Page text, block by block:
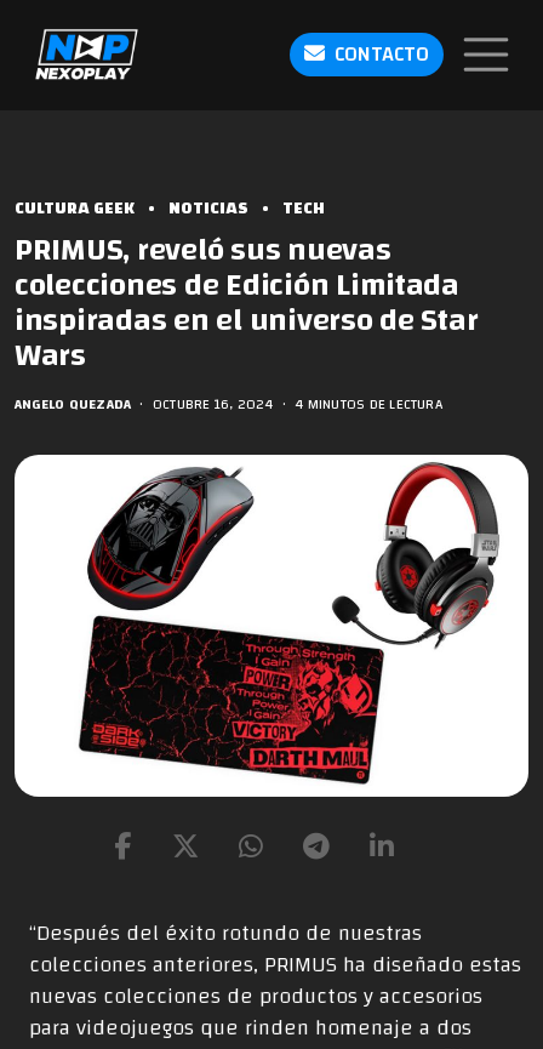
CONTACTO
CULTURA GEEK • NOTICIAS • TECH
PRIMUS, reveló sus nuevas
colecciones de Edición Limitada
inspiradas en el universo de Star
Wars
ANGELO QUEZADA • OCTUBRE 16, 2024 • 4 MINUTOS DE LECTURA
“Después del éxito rotundo de nuestras
colecciones anteriores, PRIMUS ha diseñado estas
nuevas colecciones de productos y accesorios
para videojuegos que rinden homenaje a dos